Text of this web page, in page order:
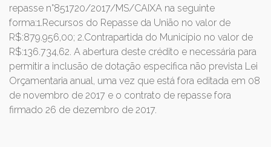
repasse n°851720/2017/MS/CAIXA na seguinte
forma:1.Recursos do Repasse da União no valor de
R$:879.956,00; 2.Contrapartida do Município no valor de
R$:136.734,62. A abertura deste crédito e necessária para
permitir a inclusão de dotação especifica não prevista Lei
Orçamentaria anual, uma vez que está fora editada em 08
de novembro de 2017 e o contrato de repasse fora
firmado 26 de dezembro de 2017.